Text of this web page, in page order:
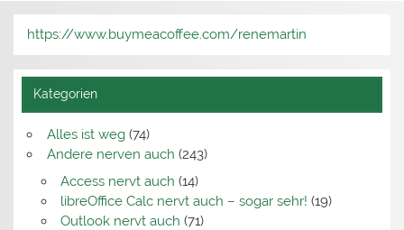
https://www.buymeacoffee.com/renemartin
Kategorien
Alles ist weg(74)
Andere nerven auch (243)
Access nervt auch (14)
libreOffice Calc nervt auch – sogar sehr! (19)
Outlook nervt auch (71)